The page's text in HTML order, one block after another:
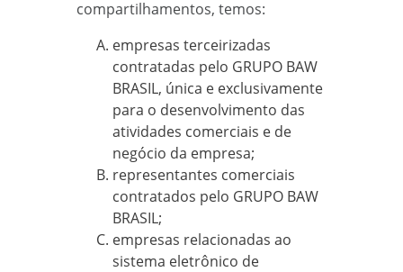
compartilhamentos, temos:
empresas terceirizadas
contratadas pelo GRUPO BAW
BRASIL, única e exclusivamente
para o desenvolvimento das
atividades comerciais e de
negócio da empresa;
representantes comerciais
contratados pelo GRUPO BAW
BRASIL;
empresas relacionadas ao
sistema eletrônico de